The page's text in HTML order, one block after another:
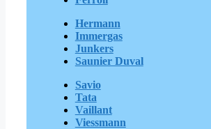
Hermann
Immergas
Junkers
Saunier Duval
Savio
Tata
Vaillant
Viessmann